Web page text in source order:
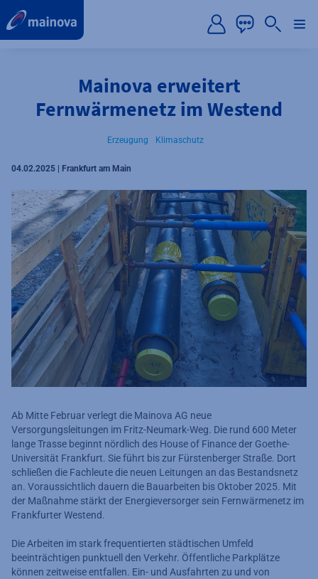
Mainova erweitert
Fernwärmenetz im Westend
Erzeugung Klimaschutz
04.02.2025 | Frankfurt am Main
Ab Mitte Februar verlegt die Mainova AG neue
Versorgungsleitungen im Fritz-Neumark-Weg. Die rund 600 Meter
lange Trasse beginnt nördlich des House of Finance der Goethe-
Universität Frankfurt. Sie führt bis zur Fürstenberger Straße. Dort
schließen die Fachleute die neuen Leitungen an das Bestandsnetz
an. Voraussichtlich dauern die Bauarbeiten bis Oktober 2025. Mit
der Maßnahme stärkt der Energieversorger sein Fernwärmenetz im
Frankfurter Westend.
Die Arbeiten im stark frequentierten städtischen Umfeld
beeinträchtigen punktuell den Verkehr. Öffentliche Parkplätze
können zeitweise entfallen. Ein- und Ausfahrten zu und von